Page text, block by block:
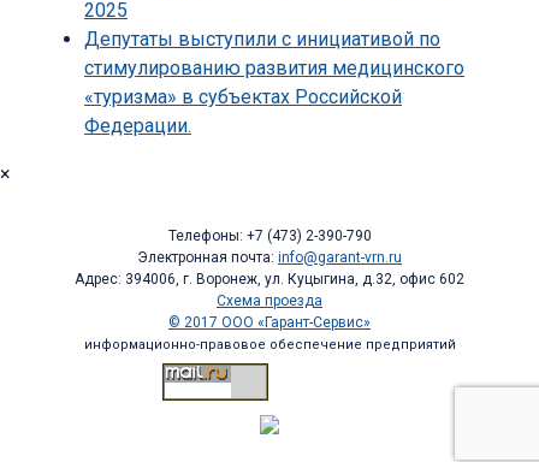
2025
Депутаты выступили с инициативой по
стимулированию развития медицинского
«туризма» в субъектах Российской
Федерации.
×
Телефоны: +7 (473) 2-390-790
Электронная почта: info@garant-vrn.ru
Адрес: 394006, г. Воронеж, ул. Куцыгина, д.32, офис 602
Схема проезда
© 2017 ООО «Гарант-Сервис»
информационно-правовое обеспечение предприятий